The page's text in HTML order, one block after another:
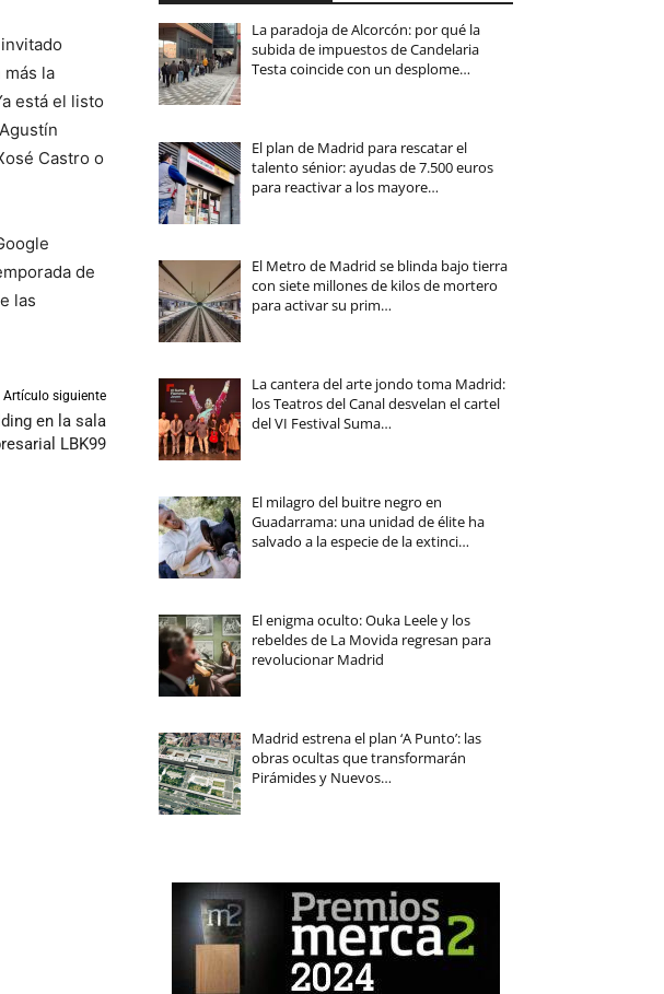
la
está el listo
Castro o
de
las
Artículo siguiente
en la sala
LBK99
La paradoja de Alcorcón: por qué la
subida de impuestos de Candelaria
Testa coincide con un desplome…
El plan de Madrid para rescatar el
talento sénior: ayudas de 7.500 euros
para reactivar a los mayore…
El Metro de Madrid se blinda bajo tierra
con siete millones de kilos de mortero
para activar su prim…
La cantera del arte jondo toma Madrid:
los Teatros del Canal desvelan el cartel
del VI Festival Suma…
El milagro del buitre negro en
Guadarrama: una unidad de élite ha
salvado a la especie de la extinci…
El enigma oculto: Ouka Leele y los
rebeldes de La Movida regresan para
revolucionar Madrid
Madrid estrena el plan ‘A Punto’: las
obras ocultas que transformarán
Pirámides y Nuevos…